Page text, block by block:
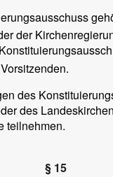
der
des
des
teilnehmen.
§ 15